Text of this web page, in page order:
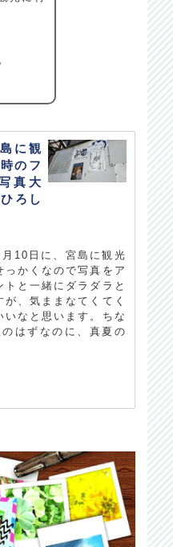
に観
のフ
真大
ろし
10日に、宮島に観光
っかくなので写真をア
と一緒にダラダラと
、気ままなてくてく
なと思います。ちな
はずなのに、真夏の